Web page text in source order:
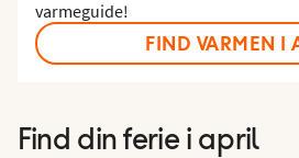
varmeguide!
FIND VARMEN I
Find din ferie i april